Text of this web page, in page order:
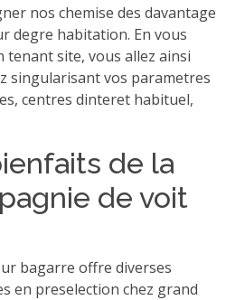
nos chemise des davantage
degre habitation. En vous
tenant site, vous allez ainsi
singularisant vos parametres
centres dinteret habituel,
de la
de voit
bagarre offre diverses
en preselection chez grand